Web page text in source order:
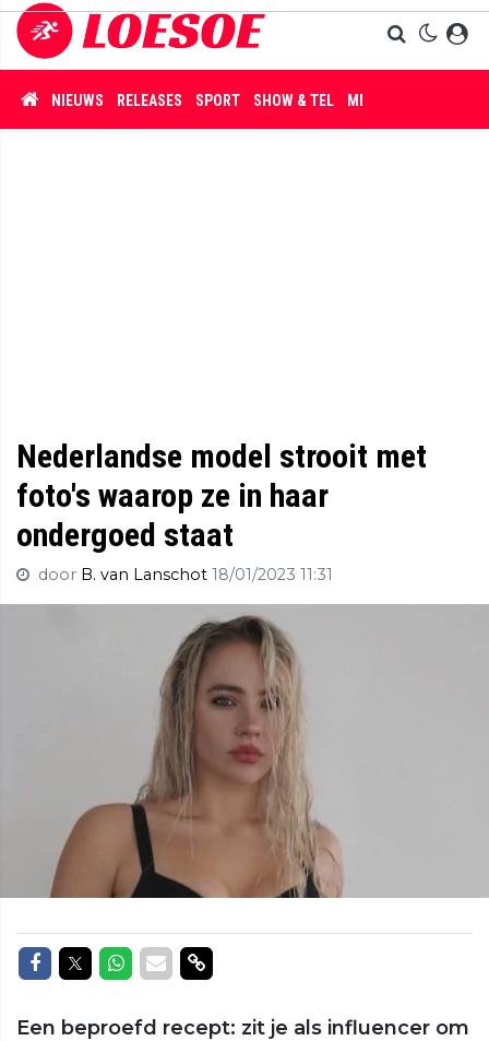
NIEUWS RELEASES SPORT SHOW & TEL MISDAAD
Nederlandse model strooit met
foto's waarop ze in haar
ondergoed staat
door B. van Lanschot 18/01/2023 11:31
Delen op Facebook
Delen op Twitter
Delen op Whatsapp
Delen via Mail
Delen via link
Een beproefd recept: zit je als influencer om